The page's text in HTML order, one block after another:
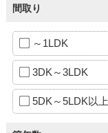
間取り
～1LDK
3DK～3LDK
5DK～5LDK以上